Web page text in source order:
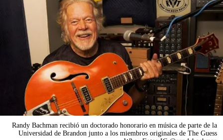
Randy Bachman recibió un doctorado honorario en música de parte de la
Universidad de Brandon junto a los miembros originales de The Guess